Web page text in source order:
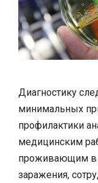
Диагностику
минимальных
профилактики
медицинским
проживающим в
заражения,